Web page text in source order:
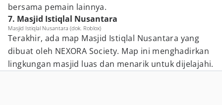
bersama pemain lainnya.
7. Masjid Istiqlal Nusantara
Masjid Istiqlal Nusantara (dok. Roblox)
Terakhir, ada map Masjid Istiqlal Nusantara yang
dibuat oleh NEXORA Society. Map ini menghadirkan
lingkungan masjid luas dan menarik untuk dijelajahi.